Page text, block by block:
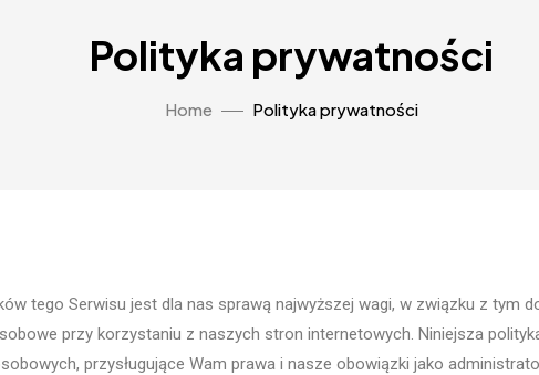
Polityka prywatności
Home Polityka prywatności
tego Serwisu jest dla nas sprawą najwyższej wagi, w związku z tym
przy korzystaniu z naszych stron internetowych. Niniejsza
przysługujące Wam prawa i nasze obowiązki jako